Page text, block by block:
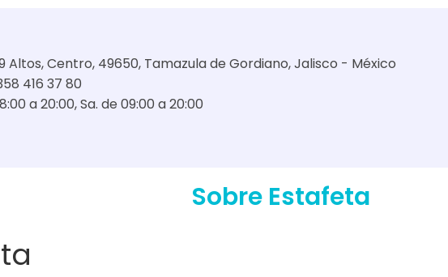
Altos, Centro, 49650, Tamazula de Gordiano, Jalisco - México
416 37 80
a 20:00 Sa. de 09:00 a 20:00
Sobre Estafeta